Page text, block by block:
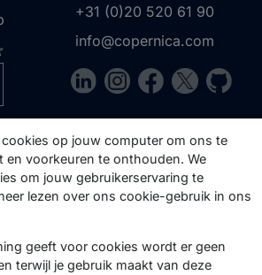
+31 (0)20 520 61 90
info@copernica.com
blijf je op de
updates,
best practices en
Abonneer
op jouw computer om ons te
en voorkeuren te onthouden. We
om jouw gebruikerservaring te
lezen over ons cookie-gebruik in ons
geeft voor cookies wordt er geen
terwijl je gebruik maakt van deze